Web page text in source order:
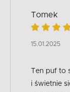
Tomek
15.01.2025
Ten puf to
i świetnie